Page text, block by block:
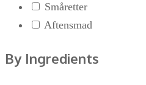
Småretter
Aftensmad
By Ingredients